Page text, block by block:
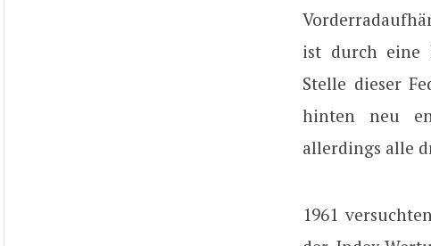
ist durch eine
Stelle dieser
hinten neu
allerdings alle
1961